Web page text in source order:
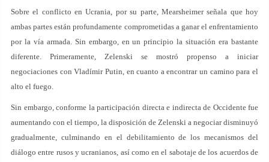
Sobre el conflicto en Ucrania, por su parte, Mearsheimer señala que hoy
ambas partes están profundamente comprometidas a ganar el enfrentamiento
por la vía armada. Sin embargo, en un principio la situación era bastante
diferente. Primeramente, Zelenski se mostró propenso a iniciar
negociaciones con Vladímir Putin, en cuanto a encontrar un camino para el
alto el fuego.
Sin embargo, conforme la participación directa e indirecta de Occidente fue
aumentando con el tiempo, la disposición de Zelenski a negociar disminuyó
gradualmente, culminando en el debilitamiento de los mecanismos del
diálogo entre rusos y ucranianos, así como en el sabotaje de los acuerdos de